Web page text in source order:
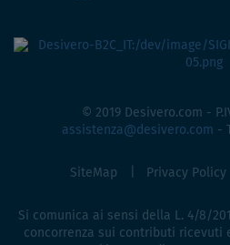
© 2019 Desivero.com -
assistenza@desivero.com -
SiteMap Privacy Policy
Si comunica ai sensi della L. 4/8/
concorrenza sui contributi ricevuti